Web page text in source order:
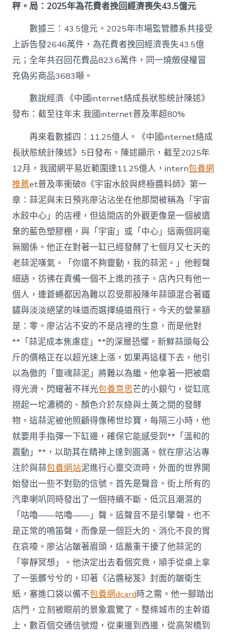
秤。局：2025年為花費者挽回經濟喪失43.5億元
數據三：43.5億元。2025年市場監管體系共接受
上訴告發2646萬件，為花費者挽回經濟喪失43.5億
元；全年共召回花費品823.6萬件，同一燒燬侵權冒
充偽劣商品3683噸。
數說經濟·《中國internet絡成長狀態統計陳述》
發布：截至往年末 我國internet普及率超80%
再來看數據四：11.25億人。《中國internet絡成
長狀態統計陳述》5日發布。陳述顯示，截至2025年
12月，我國網平易近範圍達11.25億人，intern包養網
推薦et普及率衝破8《宇宙水餃與終極醬料師》第一
章：蒜泥與末日預兆廖沾沾坐在他那間被稱為「宇宙
水餃中心」的店裡，但這間店的外觀更像是一個被遺
棄的藍色塑膠棚，與「宇宙」或「中心」這兩個詞毫
無關係。他正在對著一缸已經發酵了七個月又七天的
老蒜泥嘆氣。「你還不夠靈動，我的蒜泥。」他輕聲
細語，彷彿在責備一個不上進的孩子。店內只有他一
個人，連蒼蠅都因為難以忍受那股陳年蒜頭混合著鐵
鏽與淡淡絕望的味道而選擇繞道飛行。今天的營業額
是：零。廖沾沾不安的不是店裡的生意，而是他對
**「蒜泥成本焦慮症」**的深層恐懼。新鮮蒜頭每公
斤的價格正在以超光速上漲，如果再這樣下去，他引
以為傲的「靈魂蒜泥」將難以為繼。他拿著一把被磨
得光滑、閃耀著不祥光包養意思芒的小銀勺，從缸底
撈起一坨濃稠的、顏色介於灰綠與土黃之間的發酵
物。這蒜泥被他照顧得像稀世珍寶，每隔三小時，他
就要用手指彈一下缸邊，確保它能感受到**「溫和的
震動」**，以助其在精神上達到圓滿。就在廖沾沾專
注於與蒜包養網站泥進行心靈交流時，外面的世界開
始發出一些不對勁的信號。首先是聲音。街上所有的
汽車喇叭同時發出了一個持續不斷、低沉且潮濕的
「咕嚕——咕嚕——」聲。這聲音不是引擎聲，也不
是正常的鳴笛聲，而像是一個巨大的、消化不良的胃
在哀嚎。廖沾沾皺著眉頭，這嚴重干擾了他蒜泥的
「寧靜冥想」。他決定出去看個究竟，順手從桌上拿
了一張髒兮兮的，印著《沾醬秘笈》封面的皺衛生
紙，塞進口袋以備不包養網dcard時之需。他一腳踏出
店門，立刻被眼前的景象震驚了。整條城市的主幹道
上，數百個交通信號燈，從東邊到西邊，從高架橋到